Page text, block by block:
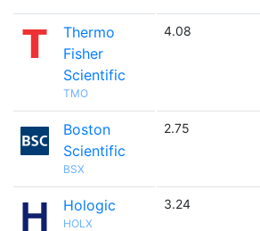
Thermo
Fisher
Scientific
TMO
4.08
Boston
Scientific
BSX
2.75
Hologic
HOLX
3.24